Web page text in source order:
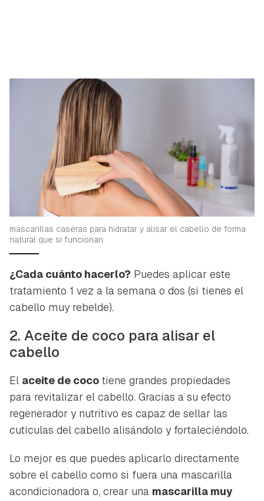
Guardar como favorito
Para poder guardar como favorito, primero has de
mascarillas caseras para hidratar y alisar el cabello de forma
natural que si funcionan
¿Cada cuánto hacerlo? Puedes aplicar este
tratamiento 1 vez a la semana o dos (si tienes el
cabello muy rebelde).
2. Aceite de coco para alisar el
cabello
El aceite de coco tiene grandes propiedades
para revitalizar el cabello. Gracias a su efecto
regenerador y nutritivo es capaz de sellar las
cutículas del cabello alisándolo y fortaleciéndolo.
Lo mejor es que puedes aplicarlo directamente
sobre el cabello como si fuera una mascarilla
acondicionadora o, crear una mascarilla muy
Contenido enviado
Gracias por suscribirte a nuestro boletín.